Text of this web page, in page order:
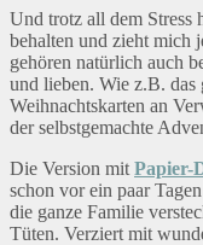
Und trotz all dem Stress
behalten und zieht mich
gehören natürlich auch
und lieben. Wie z.B. das
Weihnachtskarten an
der selbstgemachte
Die Version mit Papier-
schon vor ein paar
die ganze Familie
Tüten. Verziert mit